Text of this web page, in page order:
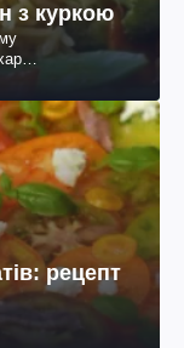
з куркою
рецепт